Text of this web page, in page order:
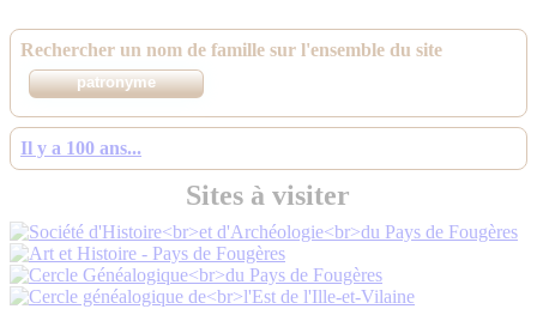
Rechercher un nom de famille sur l'ensemble du site
Il y a 100 ans...
Sites à visiter